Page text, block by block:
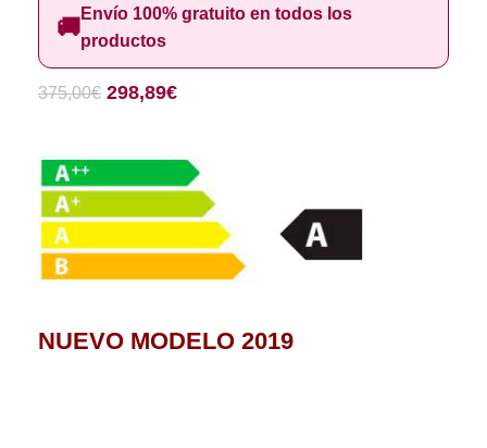
🚚Envío 100% gratuito en todos los
productos
375,00€ 298,89€
NUEVO MODELO 2019